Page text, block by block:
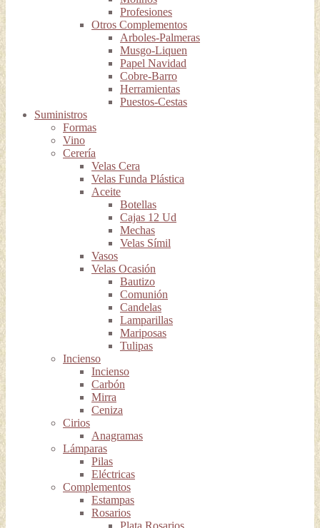
Profesiones
Otros Complementos
Arboles-Palmeras
Musgo-Liquen
Papel Navidad
Cobre-Barro
Herramientas
Puestos-Cestas
Suministros
Formas
Vino
Cerería
Velas Cera
Velas Funda Plástica
Aceite
Botellas
Cajas 12 Ud
Mechas
Velas Símil
Vasos
Velas Ocasión
Bautizo
Comunión
Candelas
Lamparillas
Mariposas
Tulipas
Incienso
Incienso
Carbón
Mirra
Ceniza
Cirios
Anagramas
Lámparas
Pilas
Eléctricas
Complementos
Estampas
Rosarios
Plata Rosarios